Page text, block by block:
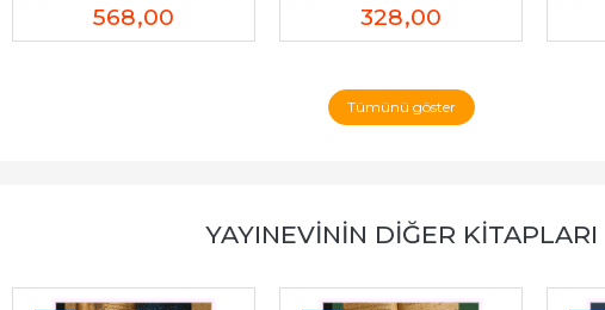
568,00 328,00
Tümünü göster
YAYINEVININ DIĞER KITAPLARI